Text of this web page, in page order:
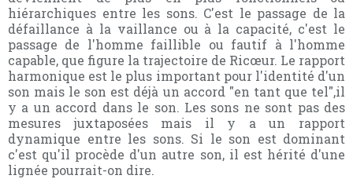
hiérarchiques entre les sons. C'est le passage de la
défaillance à la vaillance ou à la capacité, c'est le
passage de l'homme faillible ou fautif à l'homme
capable, que figure la trajectoire de Ricœur. Le rapport
harmonique est le plus important pour l'identité d'un
son mais le son est déjà un accord "en tant que tel",il
y a un accord dans le son. Les sons ne sont pas des
mesures juxtaposées mais il y a un rapport
dynamique entre les sons. Si le son est dominant
c'est qu'il procède d'un autre son, il est hérité d'une
lignée pourrait-on dire.